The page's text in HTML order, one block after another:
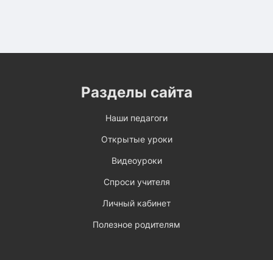
Разделы сайта
Наши педагоги
Открытые уроки
Видеоуроки
Спроси учителя
Личный кабинет
Полезное родителям